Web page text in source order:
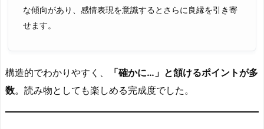
な傾向があり、感情表現を意識するとさらに良縁を引き寄
せます。
構造的でわかりやすく、
「確かに…」と頷けるポイントが多
数。読み物としても楽しめる完成度でした。